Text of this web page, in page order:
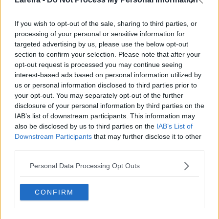
If you wish to opt-out of the sale, sharing to third parties, or
processing of your personal or sensitive information for
targeted advertising by us, please use the below opt-out
section to confirm your selection. Please note that after your
opt-out request is processed you may continue seeing
interest-based ads based on personal information utilized by
us or personal information disclosed to third parties prior to
your opt-out. You may separately opt-out of the further
disclosure of your personal information by third parties on the
IAB’s list of downstream participants. This information may
also be disclosed by us to third parties on the IAB’s List of
Downstream Participants that may further disclose it to other
Personal Data Processing Opt Outs
CONFIRM
Nutrición
Calorías:840.43kcal |Carbohidratos:2.1g |Proteínas:41.82g|
Grasa:72.82g|Grasa saturada:27.57g |Grasa trans:0.01
Colesterol:183.04mg|Sodio: 151.33mg |Potasio:587.38mg |
Fibra:0.55g|Azúcar:0.07g |Vitamina A:44.25IU|Vitamina C:
0.53mg|Calcio:60.7mg |Hierro:5.3mg